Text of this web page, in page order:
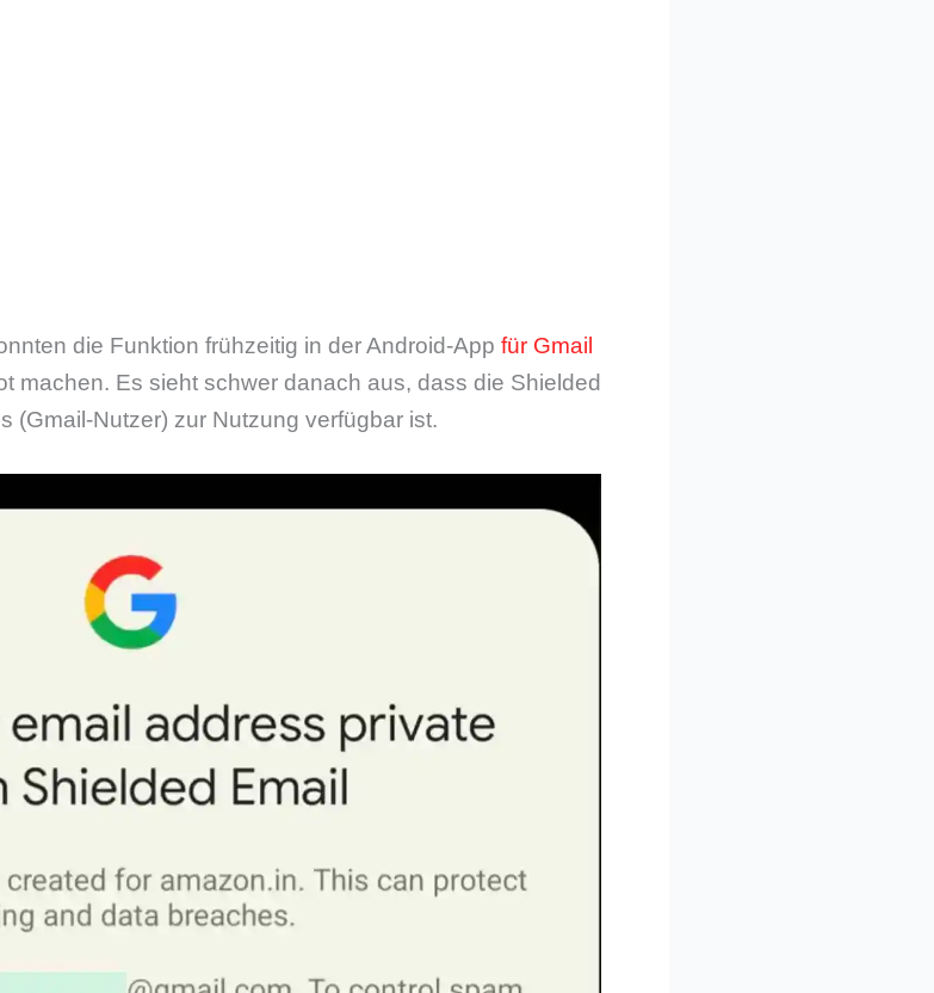
die Funktion frühzeitig in der Android-App für Gmail
machen. Es sieht schwer danach aus, dass die Shielded
(Gmail-Nutzer) zur Nutzung verfügbar ist.